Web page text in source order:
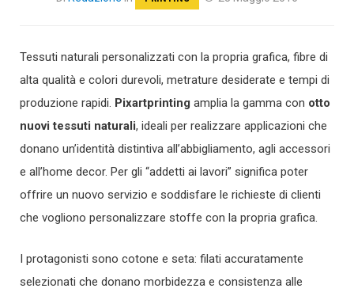
Tessuti naturali personalizzati con la propria grafica, fibre di
alta qualità e colori durevoli, metrature desiderate e tempi di
produzione rapidi. Pixartprinting amplia la gamma con otto
nuovi tessuti naturali, ideali per realizzare applicazioni che
donano un’identità distintiva all’abbigliamento, agli accessori
e all’home decor. Per gli “addetti ai lavori” significa poter
offrire un nuovo servizio e soddisfare le richieste di clienti
che vogliono personalizzare stoffe con la propria grafica.
I protagonisti sono cotone e seta: filati accuratamente
selezionati che donano morbidezza e consistenza alle